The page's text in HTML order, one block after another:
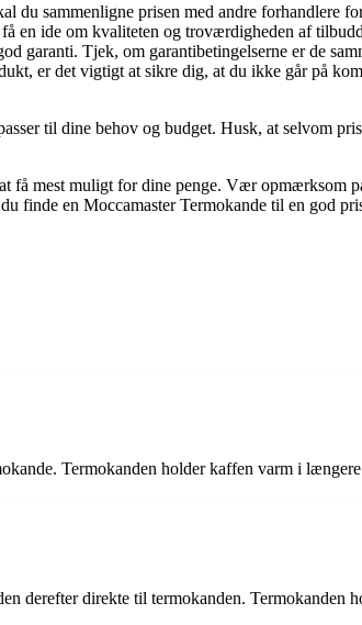
du sammenligne prisen med andre forhandlere
en ide om kvaliteten og troværdigheden af
garanti. Tjek, om garantibetingelserne er de
er det vigtigt at sikre dig, at du ikke går på
til dine behov og budget. Husk, at selvom
få mest muligt for dine penge. Vær
finde en Moccamaster Termokande til en god
Termokanden holder kaffen varm i
derefter direkte til termokanden.